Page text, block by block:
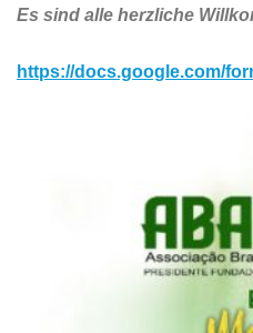
Es sind alle herzliche
https://docs.google.com/